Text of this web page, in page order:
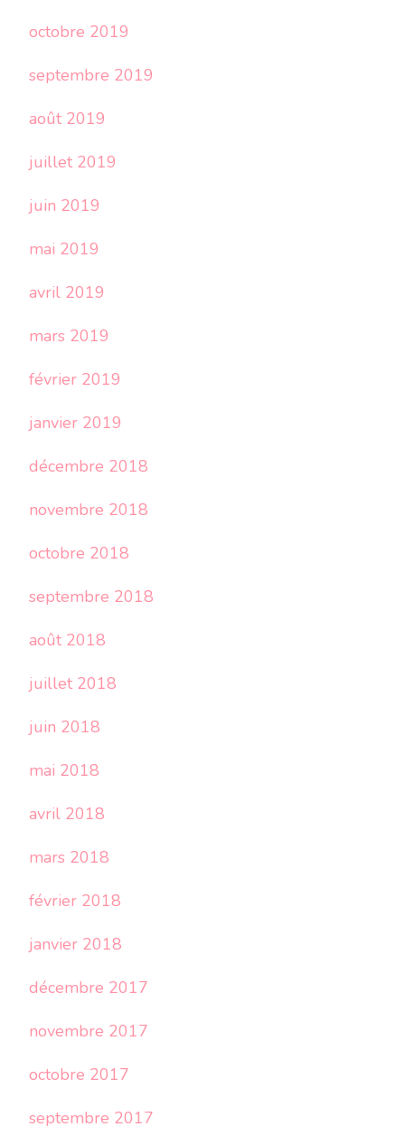
octobre 2019
septembre 2019
août 2019
juillet 2019
juin 2019
mai 2019
avril 2019
mars 2019
février 2019
janvier 2019
décembre 2018
novembre 2018
octobre 2018
septembre 2018
août 2018
juillet 2018
juin 2018
mai 2018
avril 2018
mars 2018
février 2018
janvier 2018
décembre 2017
novembre 2017
octobre 2017
septembre 2017